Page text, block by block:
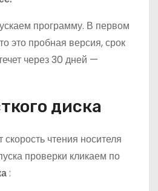
программу. В первом
это пробная версия, срок
через 30 дней —
диска
чтения носителя
проверки кликаем по
: